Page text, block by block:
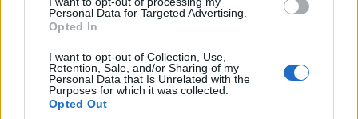
Personal Data for Targeted Advertising.
Opted In
I want to opt-out of Collection, Use,
Retention, Sale, and/or Sharing of my
Personal Data that Is Unrelated with the
Purposes for which it was collected.
Opted Out
κάλπες στην Ελλάδα;
Θέμα Ντόκου αυτή τη στιγμή για το Μαξίμου δεν
υπάρχει. Και όποιος δεν αντιλαμβάνεται το γιατί,
ας κάνει παρέα με τους, εν Ελλάδι, εκπροσώπους